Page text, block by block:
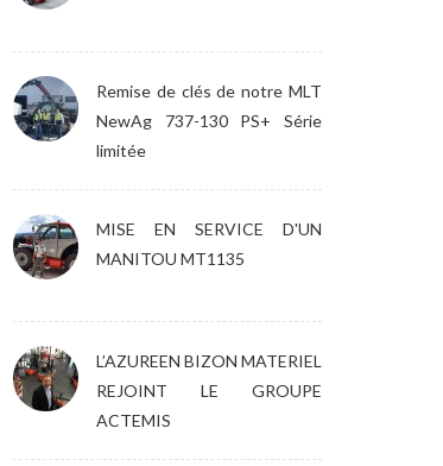
Remise de clés de notre MLT
NewAg 737-130 PS+ Série
limitée
MISE EN SERVICE D'UN
MANITOU MT1135
L’AZUREEN BIZON MATERIEL
REJOINT LE GROUPE
ACTEMIS